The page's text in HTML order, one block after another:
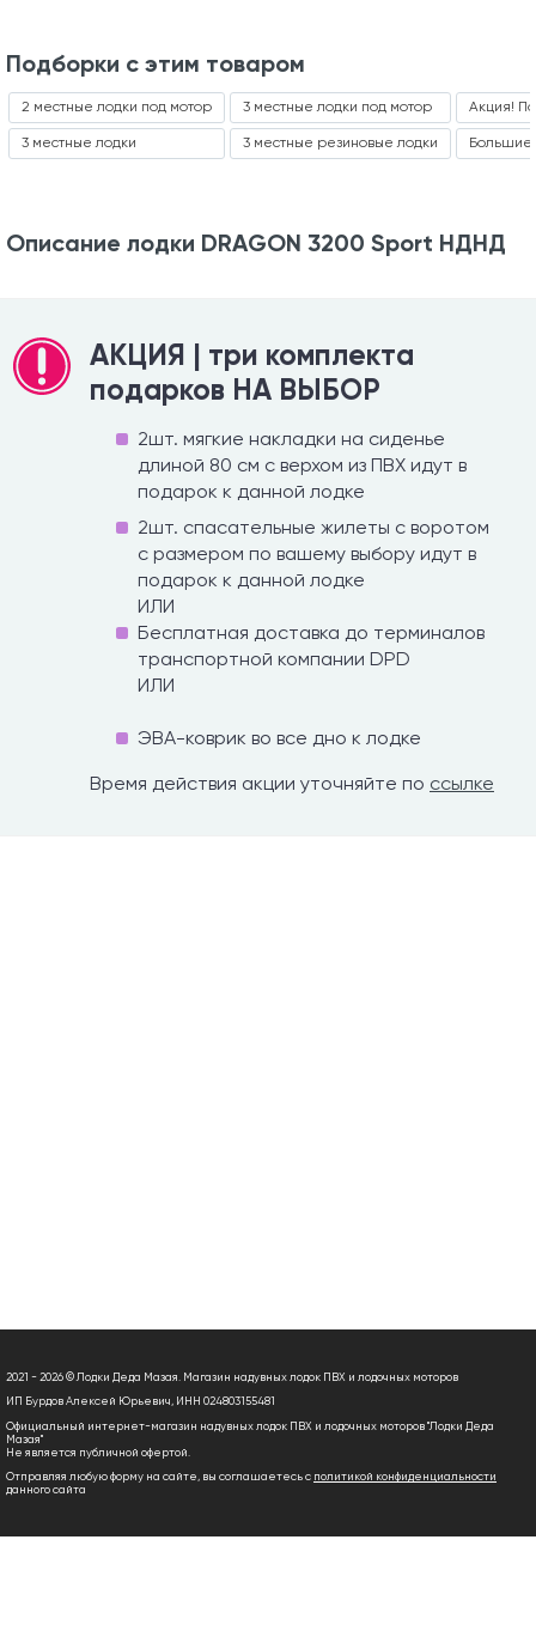
Подборки с этим товаром
2 местные лодки под мотор
3 местные лодки
3 местные лодки под мотор
3 местные резиновые лодки
Акция!
Большие
Описание лодки DRAGON 3200 Sport НДНД
АКЦИЯ | три комплекта
подарков НА ВЫБОР
2шт. мягкие накладки на сиденье
длиной 80 см с верхом из ПВХ идут в
подарок к данной лодке
2шт. спасательные жилеты с воротом
с размером по вашему выбору идут в
подарок к данной лодке
ИЛИ
Бесплатная доставка до терминалов
транспортной компании DPD
ИЛИ
ЭВА-коврик во все дно к лодке
Время действия акции уточняйте по ссылке
2021 - 2026 © Лодки Деда Мазая. Магазин надувных лодок ПВХ и лодочных моторов
ИП Бурдов Алексей Юрьевич, ИНН 024803155481
Официальный интернет-магазин надувных лодок ПВХ и лодочных моторов "Лодки Деда
Мазая"
Не является публичной офертой.
Отправляя любую форму на сайте, вы соглашаетесь с политикой конфиденциальности
данного сайта